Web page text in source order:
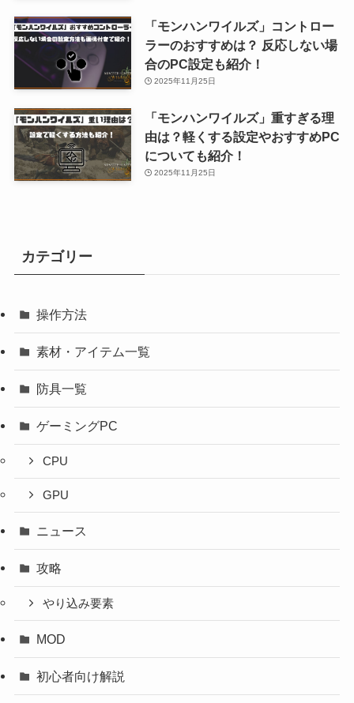
「モンハンワイルズ」コントロー
ラーのおすすめは？ 反応しない場
合のPC設定も紹介！
2025年11月25日
「モンハンワイルズ」重すぎる理
由は？軽くする設定やおすすめPC
についても紹介！
2025年11月25日
カテゴリー
操作方法
素材・アイテム一覧
防具一覧
ゲーミングPC
CPU
GPU
ニュース
攻略
やり込み要素
MOD
初心者向け解説